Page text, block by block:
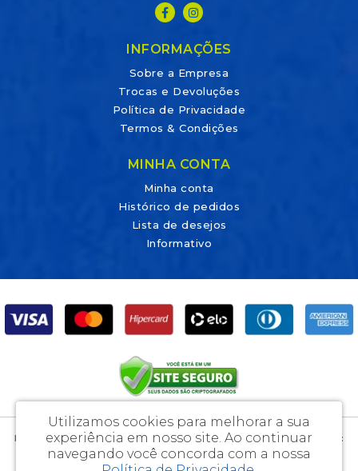
INFORMAÇÕES
Sobre a Empresa
Trocas e Devoluções
Política de Privacidade
Termos & Condições
MINHA CONTA
Minha conta
Histórico de pedidos
Lista de desejos
Informativo
DicaLab Materiais Para Laboratórios e Artigos Médicos Ltda - CNPJ:
28.550.363/0001-10 - I.E.: 90759517-09
Utilizamos cookies para melhorar a sua
experiência em nosso site. Ao continuar
navegando você concorda com a nossa